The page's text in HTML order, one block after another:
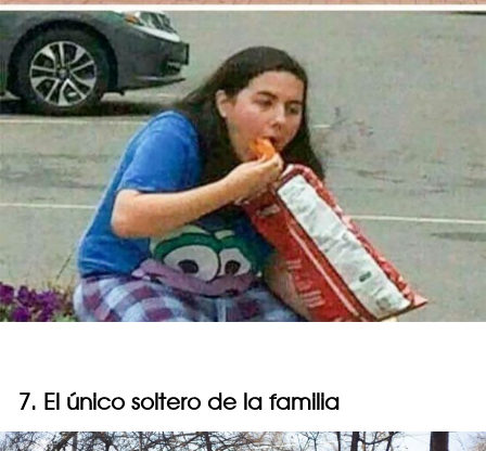
7. El único soltero de la familia